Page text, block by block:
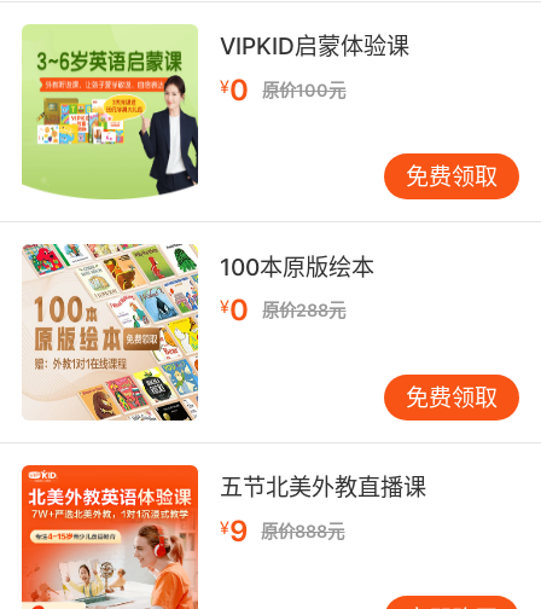
10. What they're saying is he's trading access
for the lush life.
他们说的是 他用权利交换奢华的生活
VIPKID启蒙体验课
¥0 原价100元
免费领取
100本原版绘本
¥0 原价288元
免费领取
五节北美外教直播课
¥9 原价888元